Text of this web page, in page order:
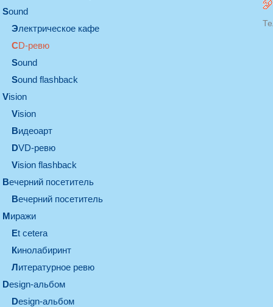
sound
электрическое кафе
CD-ревю
sound
Sound flashback
vision
vision
видеоарт
DVD-ревю
Vision flashback
вечерний посетитель
вечерний посетитель
миражи
et cetera
кинолабиринт
литературное ревю
design-альбом
design-альбом